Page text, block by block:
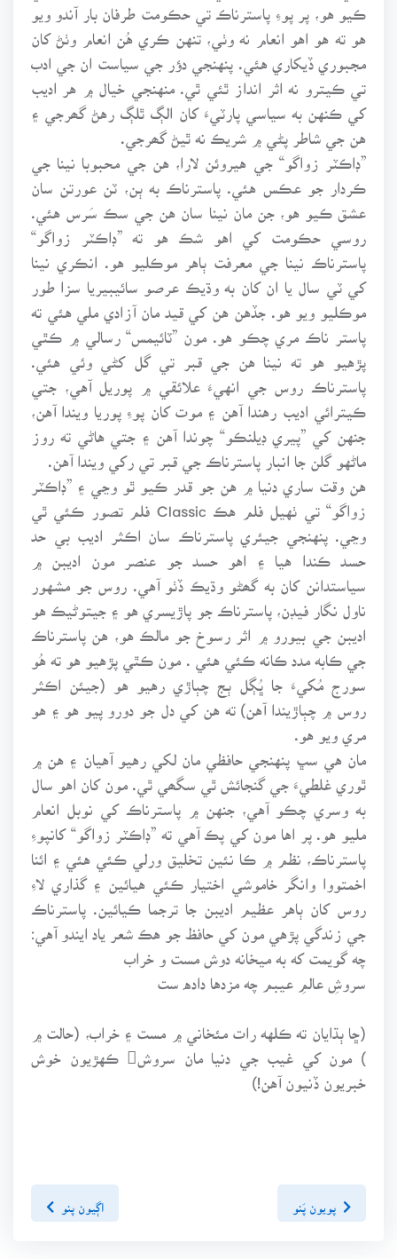
ڪيو هو، پر پوءِ پاسترناڪ تي حڪومت طرفان بار آندو ويو
هو ته هو اهو انعام نه وٺي، تنهن ڪري هُن انعام وٺڻ کان
مجبوري ڏيکاري هئي. پنهنجي دؤر جي سياست ان جي ادب
تي ڪيترو نه اثر انداز ٿئي ٿي. منهنجي خيال ۾ هر اديب
کي ڪنهن به سياسي پارٽيءَ کان الڳ ٿلڳ رهڻ گھرجي ۽
هن جي شاطر پڻي ۾ شريڪ نه ٿيڻ گھرجي.
”ڊاڪٽر زواگو“ جي هيروئن لارا، هن جي محبوبا نينا جي
ڪردار جو عڪس هئي. پاسترناڪ به ٻن، ٽن عورتن سان
عشق ڪيو هو، جن مان نينا سان هن جي سڪ سَرس هئي.
روسي حڪومت کي اهو شڪ هو ته ”ڊاڪٽر زواگو“
پاسترناڪ نينا جي معرفت ٻاهر موڪليو هو. انڪري نينا
کي ٽي سال يا ان کان به وڌيڪ عرصو سائيبيريا سزا طور
موڪليو ويو هو. جڏهن هن کي قيد مان آزادي ملي هئي ته
پاستر ناڪ مري چڪو هو. مون ”ٽائيمس“ رسالي ۾ ڪٿي
پڙهيو هو ته نينا هن جي قبر تي گل کڻي وئي هئي.
پاسترناڪ روس جي انهيءَ علائقي ۾ پوريل آهي، جتي
ڪيترائي اديب رهندا آهن ۽ موت کان پوءِ پوريا ويندا آهن،
جنهن کي ”پيري ڊيلنڪو“ چوندا آهن ۽ جتي هاڻي ته روز
ماڻهو گلن جا انبار پاسترناڪ جي قبر تي رکي ويندا آهن.
هن وقت ساري دنيا ۾ هن جو قدر ڪيو ٿو وڃي ۽ ”ڊاڪٽر
زواگو“ تي ٺهيل فلم هڪ Classic فلم تصور ڪئي ٿي
وڃي. پنهنجي جيئري پاسترناڪ سان اڪثر اديب بي حد
حسد ڪندا هيا ۽ اهو حسد جو عنصر مون اديبن ۾
سياستدانن کان به گھڻو وڌيڪ ڏٺو آهي. روس جو مشهور
ناول نگار فيڊن، پاسترناڪ جو پاڙيسري هو ۽ جيتوڻيڪ هو
اديبن جي بيورو ۾ اثر رسوخ جو مالڪ هو، هن پاسترناڪ
جي ڪابه مدد ڪانه ڪئي هئي . مون ڪٿي پڙهيو هو ته هُو
سورج مُکيءَ جا ڀُڳل ٻج چٻاڙي رهيو هو (جيئن اڪثر
روس ۾ چٻاڙيندا آهن) ته هن کي دل جو دورو پيو هو ۽ هو
مان هي سڀ پنهنجي حافظي مان لکي رهيو آهيان ۽ هن ۾
ٿوري غلطيءَ جي گنجائش ٿي سگھي ٿي. مون کان اهو سال
به وسري چڪو آهي، جنهن ۾ پاسترناڪ کي نوبل انعام
مليو هو. پر اها مون کي پڪ آهي ته ”ڊاڪٽر زواگو“ کانپوءِ
پاسترناڪ، نظم ۾ ڪا نئين تخليق ورلي ڪئي هئي ۽ ائنا
اخمتووا وانگر خاموشي اختيار ڪئي هيائين ۽ گذاري لاءِ
روس کان ٻاهر عظيم اديبن جا ترجما ڪيائين. پاسترناڪ
جي زندگي پڙهي مون کي حافظ جو هڪ شعر ياد ايندو آهي:
چه گويمت که به ميخانه دوش مست و خراب
سروشِ عالمِ عيبم چه مزدها داده ست
(ڇا ٻڌايان ته ڪلهه رات مئخاني ۾ مست ۽ خراب، (حالت ۾
خبريون ڏنيون آهن!)
پويون پَنو اڳيون پنو